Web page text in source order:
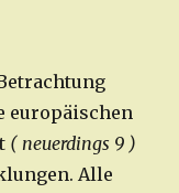
europäischen
( neuerdings 9 )
Alle